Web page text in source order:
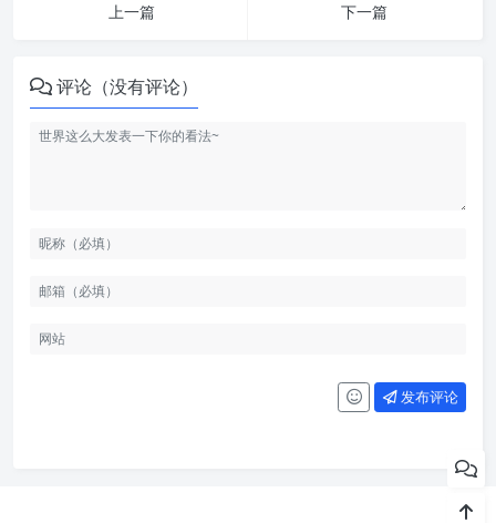
上一篇
下一篇
评论（没有评论）
发布评论